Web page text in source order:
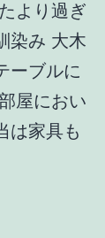
より過ぎ
染み 大木
ーブルに
屋におい
は家具も